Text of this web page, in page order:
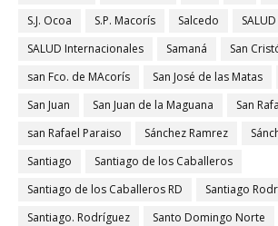
S.J. Ocoa
S.P. Macorís Salcedo
SALUD
SALUD Internacionales
Samaná
San
san Fco. de MAcorís
San José de las Matas
San Juan
San Juan de la Maguana
San
san Rafael Paraiso
Sánchez Ramrez
Santiago
Santiago de los Caballeros
Santiago de los Caballeros RD
Santiago
Santiago. Rodríguez
Santo Domingo Norte